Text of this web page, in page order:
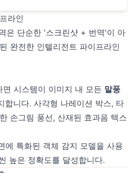
라인
은 단순한 '스크린샷 + 번역'이 아
완전한 인텔리전트 파이프라인
시스템이 이미지 내 모든 말풍
합니다. 사각형 나레이션 박스, 타
손그림 풍선, 산재된 효과음 텍스
에 특화된 객체 감지 모델을 사용
높은 정확도를 달성합니다.